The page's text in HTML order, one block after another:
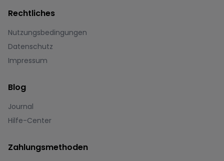
Rechtliches
Nutzungsbedingungen
Datenschutz
Impressum
Blog
Journal
Hilfe-Center
Zahlungsmethoden